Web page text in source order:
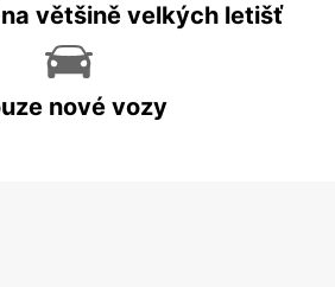
většině velkých letišť
nové vozy